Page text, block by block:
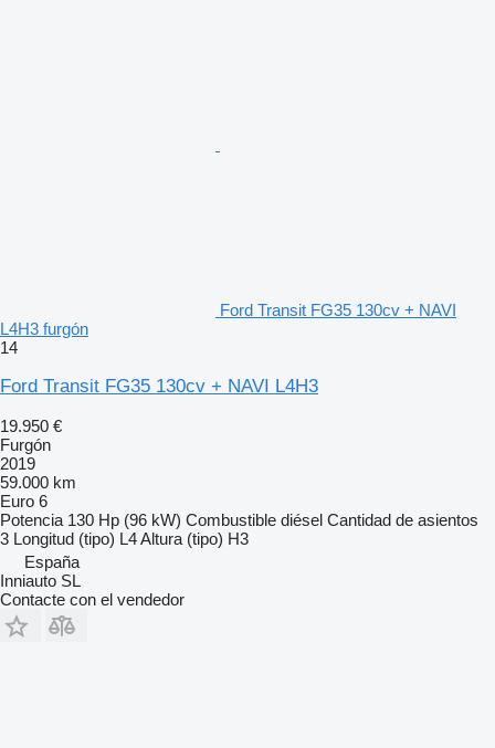
Ford Transit FG35 130cv + NAVI
L4H3 furgón
14
Ford Transit FG35 130cv + NAVI L4H3
19.950 €
Furgón
2019
59.000 km
Euro 6
Potencia 130 Hp (96 kW) Combustible diésel Cantidad de asientos
3 Longitud (tipo) L4Altura (tipo) H3
España
Inniauto SL
Contacte con el vendedor